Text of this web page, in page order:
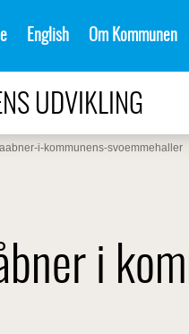
English Om Kommunen
UDVIKLING
i-kommunens-svoemmehaller
i